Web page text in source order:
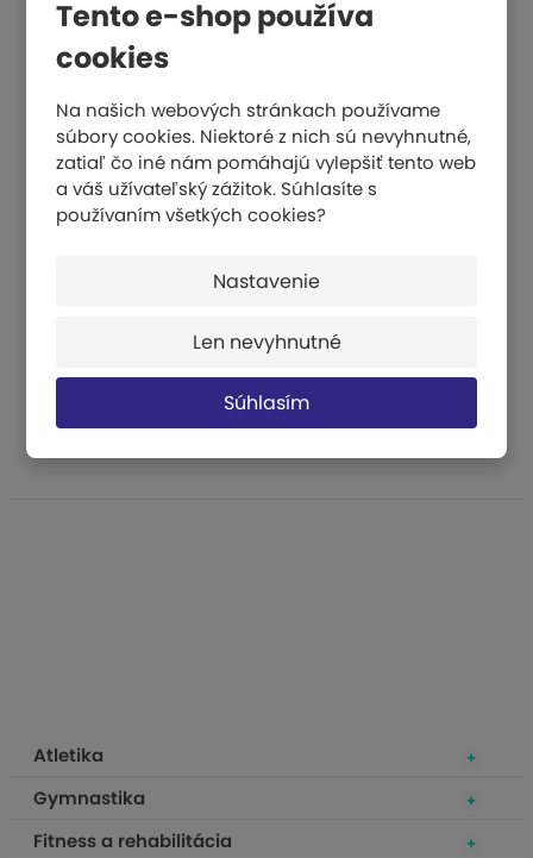
Tento e-shop používa
cookies
Na našich webových stránkach používame
súbory cookies. Niektoré z nich sú nevyhnutné,
zatiaľ čo iné nám pomáhajú vylepšiť tento web
a váš užívateľský zážitok. Súhlasíte s
používaním všetkých cookies?
Nastavenie
Len nevyhnutné
Súhlasím
€ 78000,30
Atletika
Gymnastika
Fitness a rehabilitácia